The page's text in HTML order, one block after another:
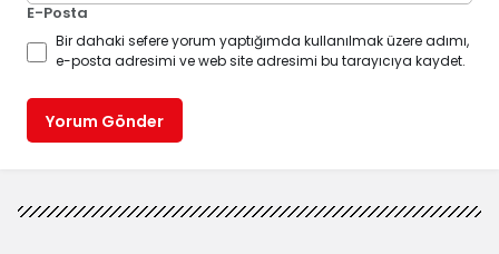
E-Posta
Bir dahaki sefere yorum yaptığımda kullanılmak üzere adımı,
e-posta adresimi ve web site adresimi bu tarayıcıya kaydet.
Yorum Gönder